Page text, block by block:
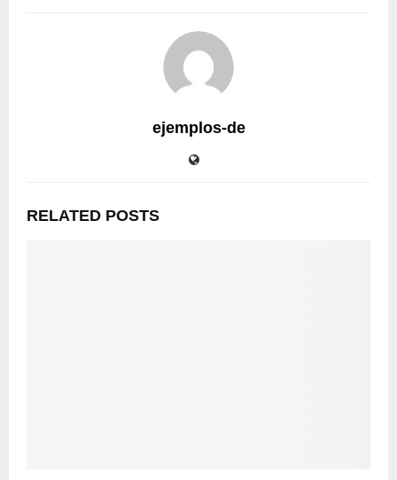
ejemplos-de
RELATED POSTS